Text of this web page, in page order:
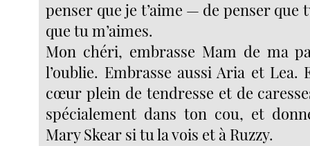
penser que je t’aime — de penser que
que tu m’aimes.
Mon chéri, embrasse Mam de ma
l’oublie. Embrasse aussi Aria et
cœur plein de tendresse et de
spécialement dans ton cou, et
Mary Skear si tu la vois et à Ruzzy.